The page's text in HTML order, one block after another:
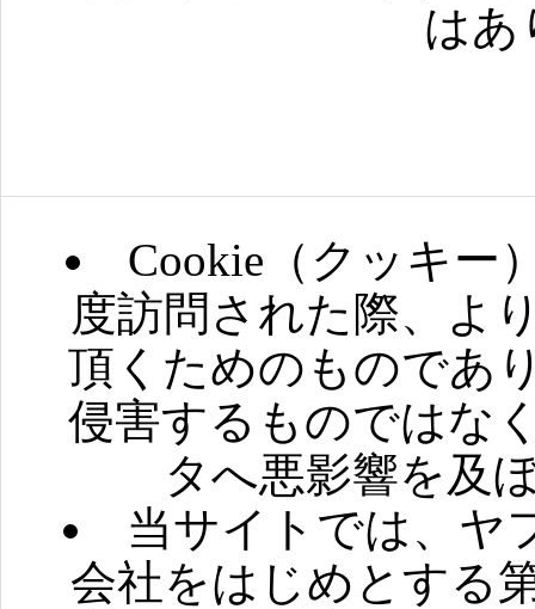
はあ
Cookie（クッキー
度訪問された際、よ
頂くためのものであ
侵害するものではな
タへ悪影響を及
当サイトでは、ヤ
会社をはじめとする